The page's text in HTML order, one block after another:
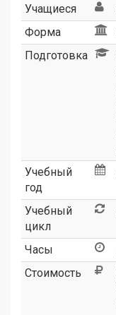
Учащиеся
Форма
Подготовка
Учебный
год
Учебный
цикл
Часы
Стоимость